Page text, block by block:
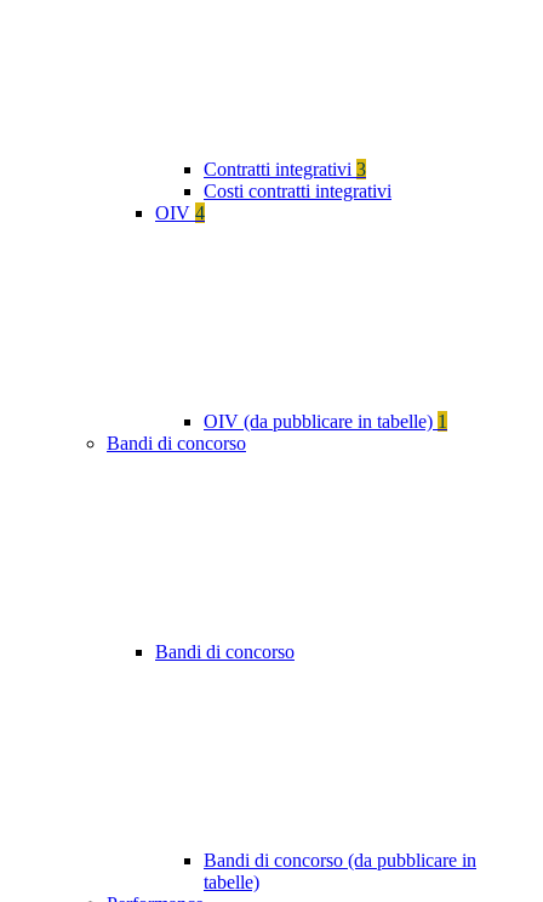
Contratti integrativi 3
Costi contratti integrativi
OIV 4
OIV (da pubblicare in tabelle) 1
Bandi di concorso
Bandi di concorso
Bandi di concorso (da pubblicare in
tabelle)